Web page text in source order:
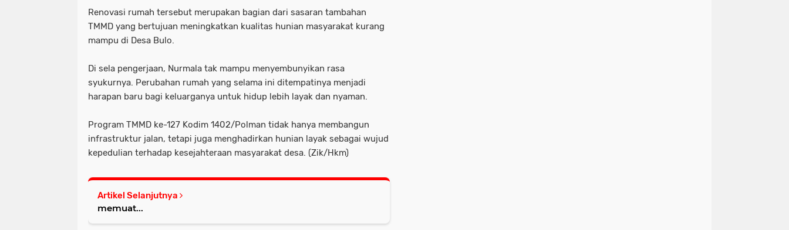
Renovasi rumah tersebut merupakan bagian dari sasaran tambahan
TMMD yang bertujuan meningkatkan kualitas hunian masyarakat kurang
mampu di Desa Bulo.
Di sela pengerjaan, Nurmala tak mampu menyembunyikan rasa
syukurnya. Perubahan rumah yang selama ini ditempatinya menjadi
harapan baru bagi keluarganya untuk hidup lebih layak dan nyaman.
Program TMMD ke-127 Kodim 1402/Polman tidak hanya membangun
infrastruktur jalan, tetapi juga menghadirkan hunian layak sebagai wujud
kepedulian terhadap kesejahteraan masyarakat desa. (Zik/Hkm)
Artikel Selanjutnya
memuat...